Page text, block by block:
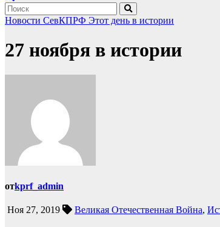
Новости СевКПРФ Этот день в истории
27 ноября в истории
отkprf_admin
Ноя 27, 2019 Великая Отечественная Война,